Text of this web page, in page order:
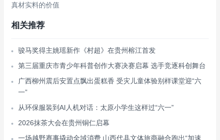
真材实料的价值
相关推荐
骏马奖得主姚瑶新作《村超》在贵州榕江首发
第三届重庆市青少年科普创作大赛决赛启幕 选手竞逐科创舞台
广西柳州震后安置点飘出蛋糕香 受灾儿童体验别样课堂迎“六
一”
从环保服装到AI人机对话：太原小学生这样过“六一”
2026抹茶大会在贵州铜仁启幕
一场越野赛事撬动全域消费 山西代县文体旅商融合跑出“加速